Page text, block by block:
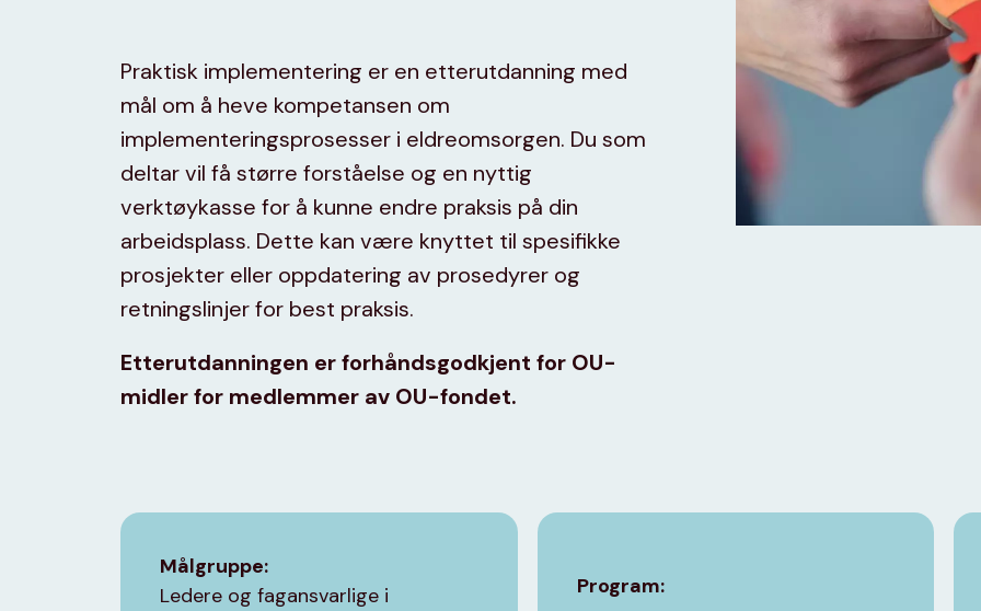
Praktisk implementering er en etterutdanning med
mål om å heve kompetansen om
implementeringsprosesser i eldreomsorgen. Du som
deltar vil få større forståelse og en nyttig
verktøykasse for å kunne endre praksis på din
arbeidsplass. Dette kan være knyttet til spesifikke
prosjekter eller oppdatering av prosedyrer og
retningslinjer for best praksis.
Etterutdanningen er forhåndsgodkjent for OU-
midler for medlemmer av OU-fondet.
Målgruppe:
Ledere og fagansvarlige i
Program: